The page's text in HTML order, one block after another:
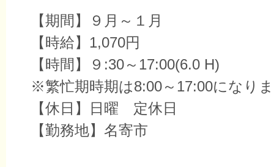
【期間】９月～１月
【時給】1,070円
【時間】９:30～17:00(6.0 H)
※繁忙期時期は8:00～17:00になり
【休日】日曜 定休日
【勤務地】名寄市